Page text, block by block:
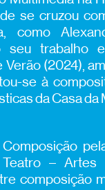
se cruzou
como
seu trabalho
Verão (2024),
se à
da Casa da
– Artes
composição